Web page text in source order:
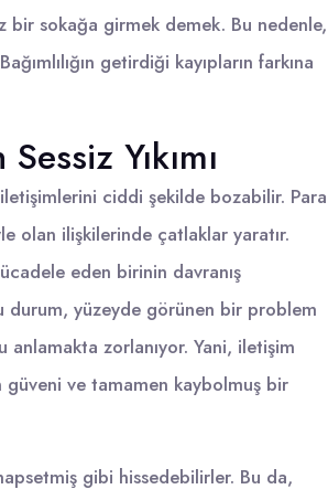
bir sokağa girmek demek. Bu nedenle,
getirdiği kayıpların farkına
Yıkımı
iletişimlerini ciddi şekilde bozabilir. Para
olan ilişkilerinde çatlaklar yaratır.
eden birinin davranış
yüzeyde görünen bir problem
anlamakta zorlanıyor. Yani, iletişim
güveni ve tamamen kaybolmuş bir
gibi hissedebilirler. Bu da,